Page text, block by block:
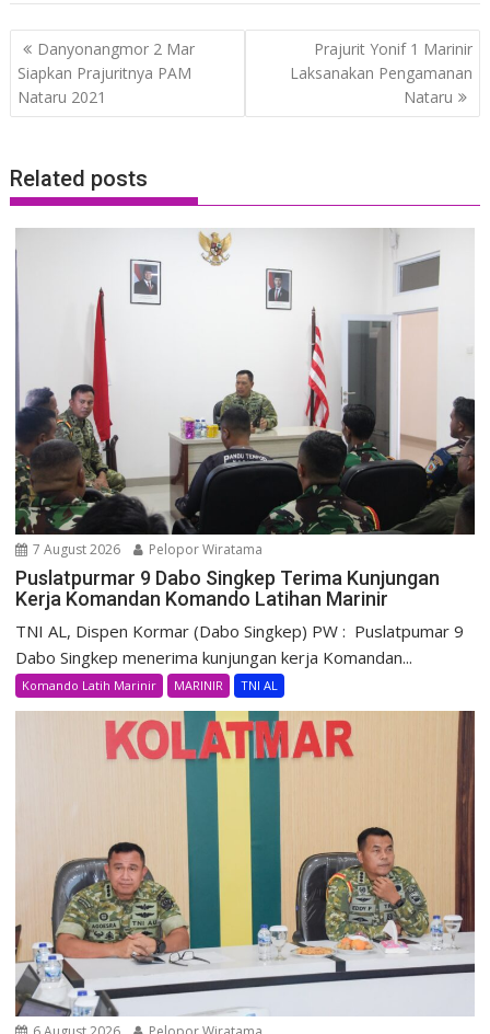
Post
navigation
Danyonangmor 2 Mar
Siapkan Prajuritnya PAM
Nataru 2021
Prajurit Yonif 1 Marinir
Laksanakan Pengamanan
Nataru
Related posts
7 August 2026 Pelopor Wiratama
Puslatpurmar 9 Dabo Singkep Terima Kunjungan
Kerja Komandan Komando Latihan Marinir
TNI AL, Dispen Kormar (Dabo Singkep) PW : Puslatpumar 9
Dabo Singkep menerima kunjungan kerja Komandan...
Komando Latih Marinir MARINIR TNI AL